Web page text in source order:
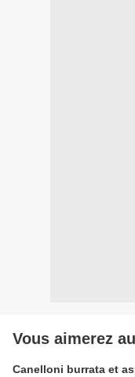
Vous aimerez
Canelloni burrata et